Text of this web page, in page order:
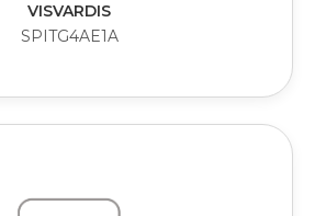
VISVARDIS
SPITG4AE1A